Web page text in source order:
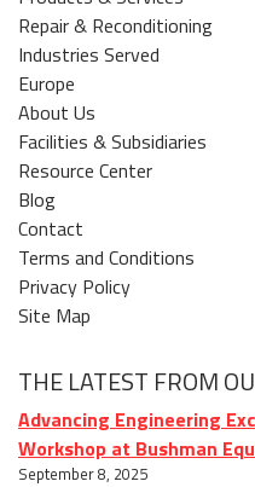
Repair & Reconditioning
Industries Served
Europe
About Us
Facilities & Subsidiaries
Resource Center
Blog
Contact
Terms and Conditions
Privacy Policy
Site Map
THE LATEST FROM
Advancing Engineering
Workshop at Bushman
September 8, 2025